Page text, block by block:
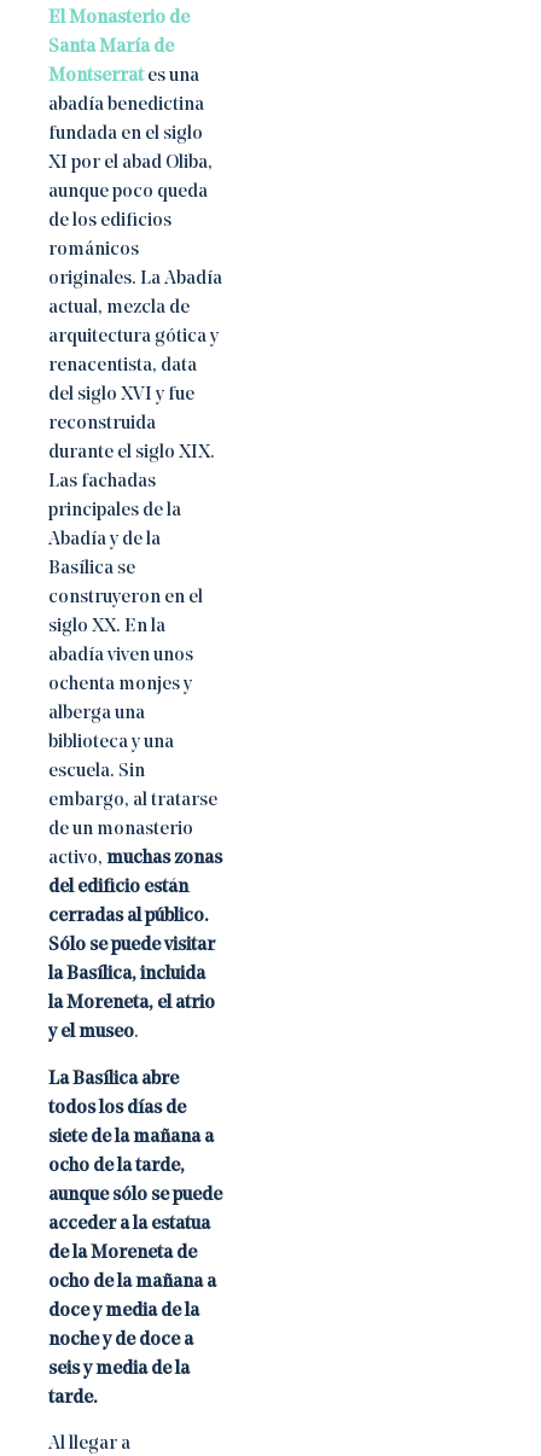
El Monasterio de
Santa María de
Montserrates una
abadía benedictina
fundada en el siglo
XI por el abad Oliba,
aunque poco queda
de los edificios
románicos
originales. La Abadía
actual, mezcla de
arquitectura gótica y
renacentista, data
del siglo XVI y fue
reconstruida
durante el siglo XIX.
Las fachadas
principales de la
Abadía y de la
Basílica se
construyeron en el
siglo XX. En la
abadía viven unos
ochenta monjes y
alberga una
biblioteca y una
escuela. Sin
embargo, al tratarse
de un monasterio
activo, muchas zonas
del edificio están
cerradas al público.
Sólo se puede visitar
la Basílica, incluida
la Moreneta, el atrio
y el museo.
La Basílica abre
todos los días de
siete de la mañana a
ocho de la tarde,
aunque sólo se puede
acceder a la estatua
de la Moreneta de
ocho de la mañana a
doce y media de la
noche y de doce a
seis y media de la
tarde.
Al llegar a